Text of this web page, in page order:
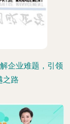
企业难题，引领
之路